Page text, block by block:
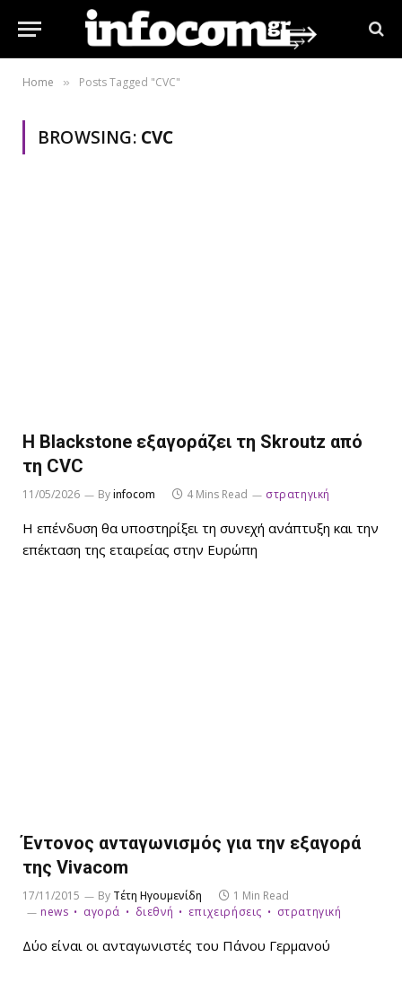
Home » Posts Tagged "CVC"
BROWSING: CVC
Η Blackstone εξαγοράζει τη Skroutz από
τη CVC
11/05/2026 Byinfocom 4 Mins Read στρατηγική
Η επένδυση θα υποστηρίξει τη συνεχή ανάπτυξη και την
επέκταση της εταιρείας στην Ευρώπη
Έντονος ανταγωνισμός για την εξαγορά
της Vivacom
17/11/2015 By Τέτη Ηγουμενίδη
1 Min Read
news
αγορά διεθνή επιχειρήσεις στρατηγική
Δύο είναι οι ανταγωνιστές του Πάνου Γερμανού